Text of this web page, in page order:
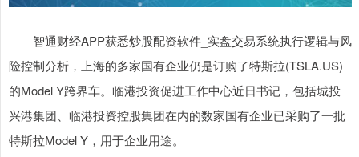
智通财经APP获悉炒股配资软件_实盘交易系统执行逻辑与风
险控制分析，上海的多家国有企业仍是订购了特斯拉(TSLA.US)
的Model Y跨界车。临港投资促进工作中心近日书记，包括城投
兴港集团、临港投资控股集团在内的数家国有企业已采购了一批
特斯拉Model Y，用于企业用途。